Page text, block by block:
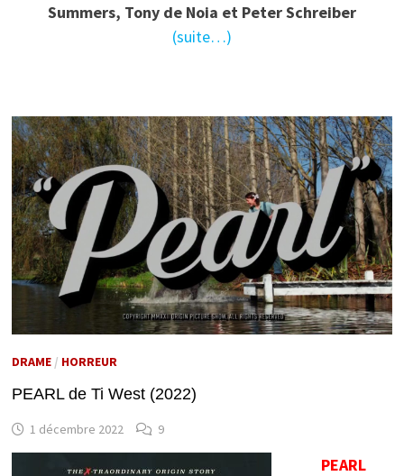
Summers, Tony de Noia et Peter Schreiber
(suite…)
DRAME/ HORREUR
PEARL de Ti West (2022)
1 décembre 2022 9
PEARL